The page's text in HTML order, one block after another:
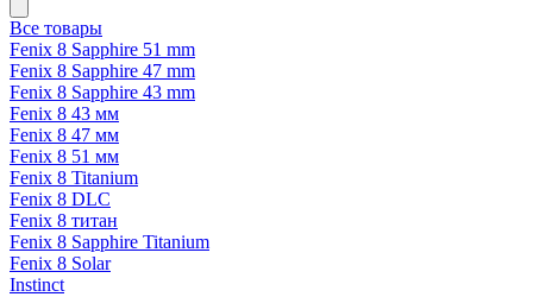
Все товары
Fenix 8 Sapphire 51 mm
Fenix 8 Sapphire 47 mm
Fenix 8 Sapphire 43 mm
Fenix 8 43 мм
Fenix 8 47 мм
Fenix 8 51 мм
Fenix 8 Titanium
Fenix 8 DLC
Fenix 8 титан
Fenix 8 Sapphire Titanium
Fenix 8 Solar
Instinct